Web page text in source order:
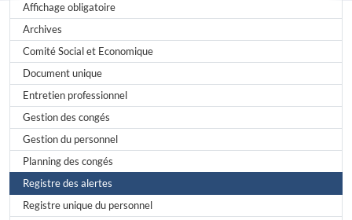
Affichage obligatoire
Archives
Comité Social et Economique
Document unique
Entretien professionnel
Gestion des congés
Gestion du personnel
Planning des congés
Registre des alertes
Registre unique du personnel